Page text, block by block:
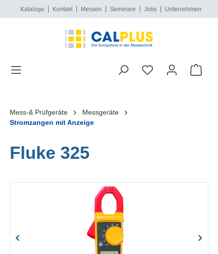
springen
Kataloge Kontakt Messen Seminare Jobs Unternehmen
Mess-& Prüfgeräte
Messgeräte
Stromzangen mit Anzeige
Fluke 325